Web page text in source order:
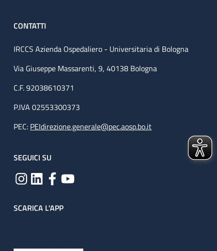
CONTATTI
IRCCS Azienda Ospedaliero - Universitaria di Bologna
Via Giuseppe Massarenti, 9, 40138 Bologna
C.F. 92038610371
P.IVA 02553300373
PEC: PEIdirezione.generale@pec.aosp.bo.it
SEGUICI SU
SCARICA L'APP